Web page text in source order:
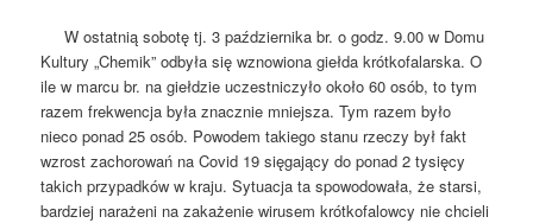
W ostatnią sobotę tj. 3 października br. o godz. 9.00 w Domu
Kultury „Chemik” odbyła się wznowiona giełda krótkofalarska. O
ile w marcu br. na giełdzie uczestniczyło około 60 osób, to tym
razem frekwencja była znacznie mniejsza. Tym razem było
nieco ponad 25 osób. Powodem takiego stanu rzeczy był fakt
wzrost zachorowań na Covid 19 sięgający do ponad 2 tysięcy
takich przypadków w kraju. Sytuacja ta spowodowała, że starsi,
bardziej narażeni na zakażenie wirusem krótkofalowcy nie chcieli